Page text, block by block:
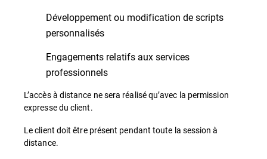
Développement ou modification de scripts
personnalisés
Engagements relatifs aux services
professionnels
L’accès à distance ne sera réalisé qu’avec la permission
expresse du client.
Le client doit être présent pendant toute la session à
distance.